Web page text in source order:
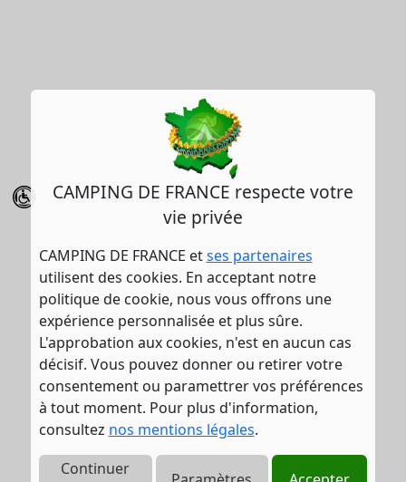
CAMPING DE FRANCE respecte votre
vie privée
CAMPING DE FRANCE etses partenaires
utilisent des cookies. En acceptant notre
politique de cookie, nous vous offrons une
expérience personnalisée et plus sûre.
L'approbation aux cookies, n'est en aucun cas
décisif. Vous pouvez donner ou retirer votre
consentement ou paramettrer vos préférences
à tout moment. Pour plus d'information,
consultez nos mentions légales.
Continuer
Accès handicapé